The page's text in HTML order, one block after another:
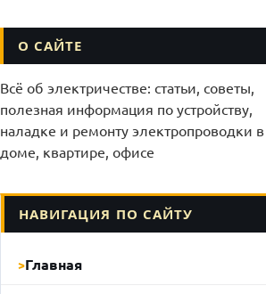
О САЙТЕ
Всё об электричестве: статьи, советы,
полезная информация по устройству,
наладке и ремонту электропроводки в
доме, квартире, офисе
НАВИГАЦИЯ ПО САЙТУ
Главная